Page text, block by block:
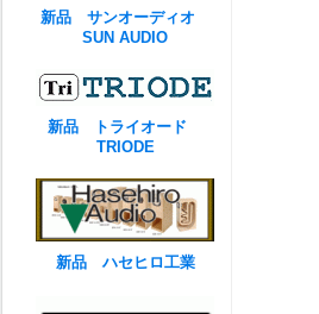
新品 サンオーディオ
SUN AUDIO
新品 トライオード
TRIODE
新品 ハセヒロ工業